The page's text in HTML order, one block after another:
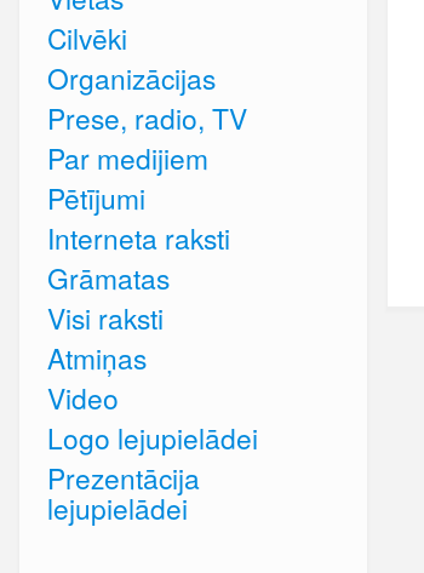
Cilvēki
Organizācijas
Prese, radio, TV
Par medijiem
Pētījumi
Interneta raksti
Grāmatas
Visi raksti
Atmiņas
Video
Logo lejupielādei
Prezentācija
lejupielādei